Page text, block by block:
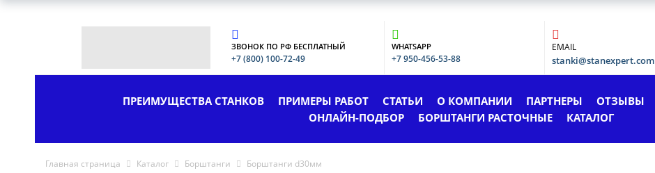
ЗВОНОК ПО РФ БЕСПЛАТНЫЙ
+7 (800) 100-72-49
WHATSAPP
+7 950-456-53-88
EMAIL
stanki@stanexpert.com
ПРЕИМУЩЕСТВА СТАНКОВ ПРИМЕРЫ РАБОТ СТАТЬИ О КОМПАНИИ ПАРТНЕРЫ ОТЗЫВЫ
ОНЛАЙН-ПОДБОР
БОРШТАНГИ РАСТОЧНЫЕ КАТАЛОГ
Главная страница Каталог Борштанги Борштанги d30мм